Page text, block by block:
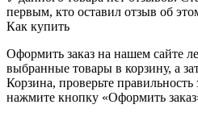
первым, кто оставил отзыв об
Как купить
Оформить заказ на нашем сайте
выбранные товары в корзину, а
Корзина, проверьте
нажмите кнопку «Оформить